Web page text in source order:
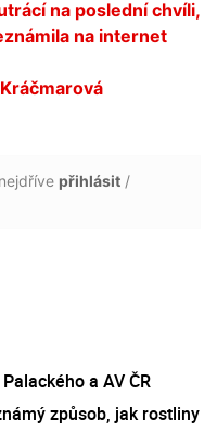
na poslední chvíli,
na internet
přihlásit /
a AV ČR
způsob, jak rostliny